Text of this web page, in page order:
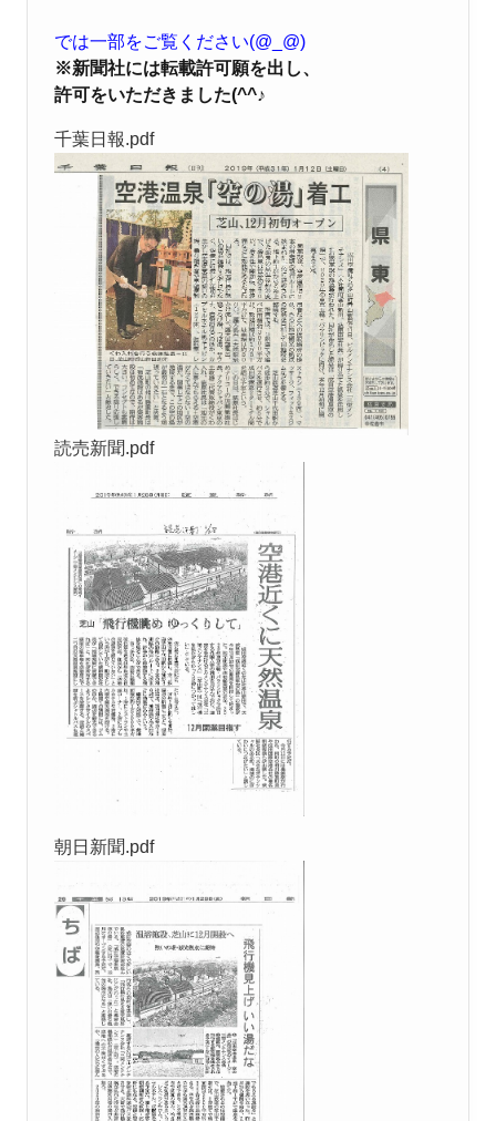
では一部をご覧ください(@_@)
※新聞社には転載許可願を出し、
許可をいただきました(^^♪
千葉日報.pdf
読売新聞.pdf
朝日新聞.pdf